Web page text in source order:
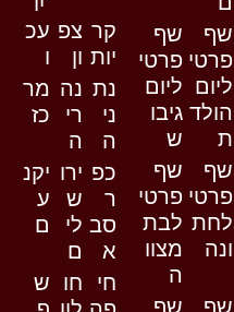
שף
פרטי
ליום
הולד
ת
שף
פרטי
ליום
גיבו
ש
שף
פרטי
לחת
ונה
שף
פרטי
לבת
מצוו
ה
שף
שף
קר
יות
צפ
ון
עכ
ו
נת
ני
ה
נה
רי
ה
מר
כז
כפ
ר
סב
א
ירו
ש
לי
ם
יקנ
ע
ם
חי
חו
ש